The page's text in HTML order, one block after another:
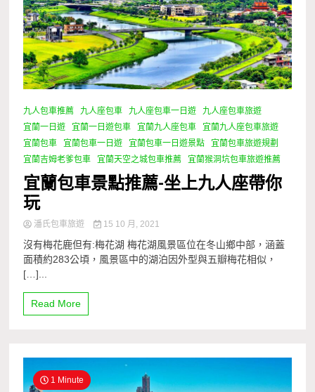
九人包車推薦 九人座包車 九人座包車一日遊
九人座包車旅遊
宜蘭一日遊
宜蘭一日遊包車 宜蘭九人座包車
宜蘭九人座包車旅遊
宜蘭包車
宜蘭包車一日遊 宜蘭包車一日遊景點
宜蘭包車旅遊規劃
宜蘭吉姆老爹包車
宜蘭天空之城包車推薦 宜蘭猴洞坑包車旅遊推薦
宜蘭包車景點推薦-坐上九人座帶你
玩
潘氏包車旅遊 15 10 月, 2021
沒有梅花鹿但有:梅花湖 梅花湖風景區位在冬山鄉中部，涵蓋
面積約283公頃，風景區中的湖泊因外型與五瓣梅花相似，
[…]...
Read More
1 Minute